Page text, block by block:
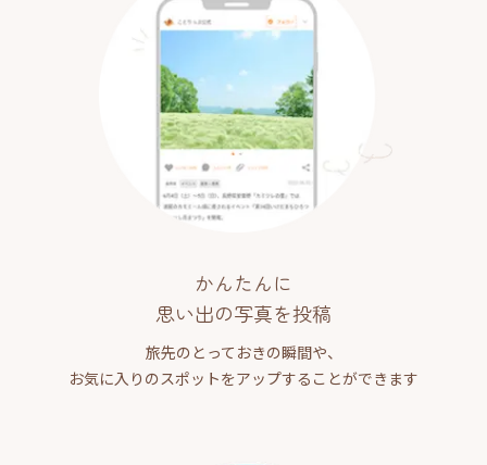
かんたんに
思い出の写真を投稿
旅先のとっておきの瞬間や、
お気に入りのスポットをアップすることができます